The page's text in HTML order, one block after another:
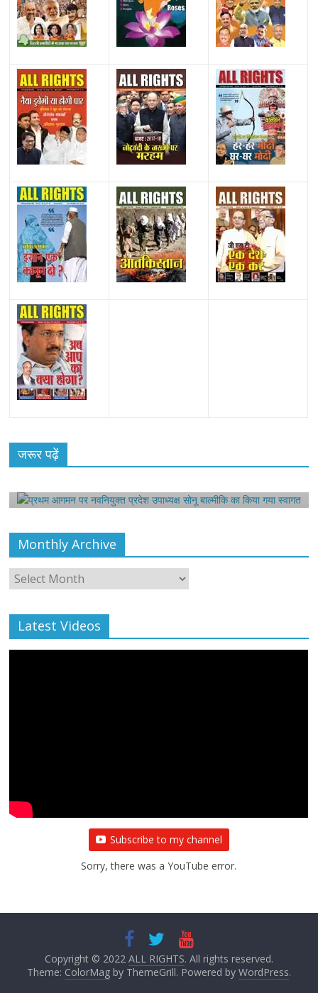
जरूर पढ़ें
प्रथम आगमन पर नवनियुक्त प्रदेश उपाध्यक्ष सोनू
बाल्मीकि का किया गया स्वागत
Monthly Archive
Monthly
Archive
Latest Videos
Subscribe to my channel
Sorry, there was a YouTube error.
Copyright © 2022 ALL RIGHTS. All rights reserved.
Theme: ColorMagby ThemeGrill. Powered by WordPress.